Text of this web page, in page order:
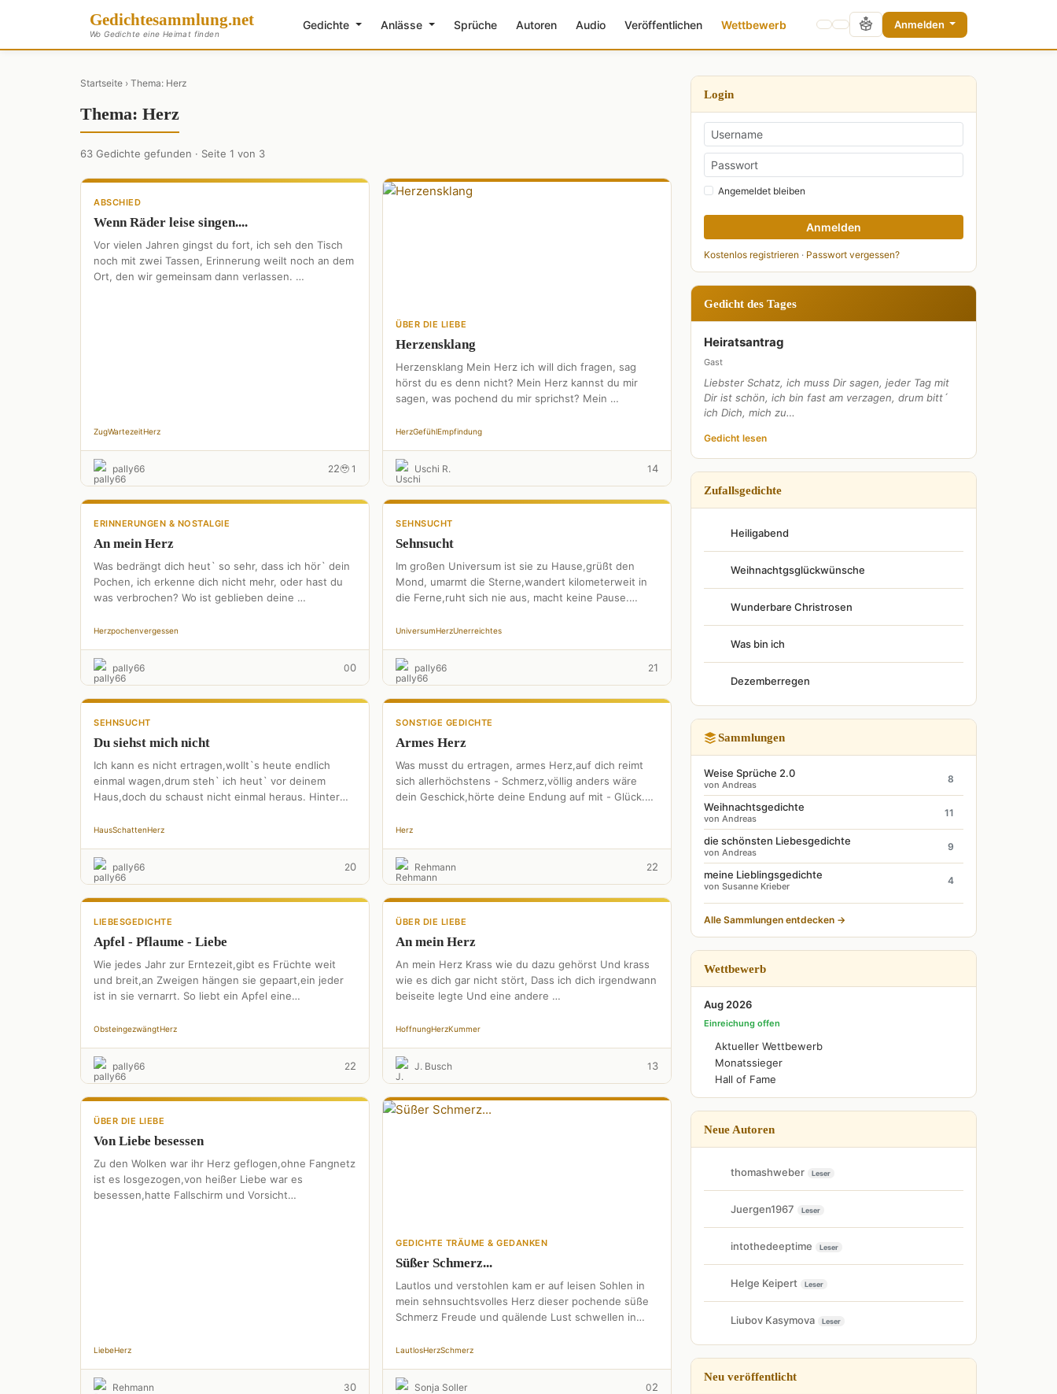
Gedichtesammlung.net
Wo Gedichte eine Heimat finden
Gedichte Anlässe Sprüche Autoren Audio Veröffentlichen Wettbewerb Anmelden
Startseite › Thema: Herz
Thema: Herz
63 Gedichte gefunden · Seite 1 von 3
ABSCHIED
Wenn Räder leise singen....
Vor vielen Jahren gingst du fort, ich seh den Tisch
noch mit zwei Tassen, Erinnerung weilt noch an dem
Ort, den wir gemeinsam dann verlassen. …
ZugWartezeitHerz
pally66 22🥹 1
ÜBER DIE LIEBE
Herzensklang
Herzensklang Mein Herz ich will dich fragen, sag
hörst du es denn nicht? Mein Herz kannst du mir
sagen, was pochend du mir sprichst? Mein …
HerzGefühlEmpfindung
Uschi R. 14
ERINNERUNGEN & NOSTALGIE
An mein Herz
Was bedrängt dich heut` so sehr, dass ich hör` dein
Pochen, ich erkenne dich nicht mehr, oder hast du
was verbrochen? Wo ist geblieben deine …
Herzpochenvergessen
pally66 00
SEHNSUCHT
Sehnsucht
Im großen Universum ist sie zu Hause,grüßt den
Mond, umarmt die Sterne,wandert kilometerweit in
die Ferne,ruht sich nie aus, macht keine Pause.
UniversumHerzUnerreichtes
pally66 21
SEHNSUCHT
Du siehst mich nicht
Ich kann es nicht ertragen,wollt`s heute endlich
einmal wagen,drum steh` ich heut` vor deinem
Haus,doch du schaust nicht einmal heraus. Hinter
HausSchattenHerz
pally66 20
SONSTIGE GEDICHTE
Armes Herz
Was musst du ertragen, armes Herz,auf dich reimt
sich allerhöchstens - Schmerz,völlig anders wäre
dein Geschick,hörte deine Endung auf mit - Glück.
Herz
Rehmann 22
LIEBESGEDICHTE
Apfel - Pflaume - Liebe
Wie jedes Jahr zur Erntezeit,gibt es Früchte weit
und breit,an Zweigen hängen sie gepaart,ein jeder
ist in sie vernarrt. So liebt ein Apfel eine
ObsteingezwängtHerz
pally66 22
ÜBER DIE LIEBE
An mein Herz
An mein Herz Krass wie du dazu gehörst Und krass
wie es dich gar nicht stört, Dass ich dich irgendwann
beiseite legte Und eine andere …
HoffnungHerzKummer
J. Busch 1 3
ÜBER DIE LIEBE
Von Liebe besessen
Zu den Wolken war ihr Herz geflogen,ohne Fangnetz
ist es losgezogen,von heißer Liebe war es
besessen,hatte Fallschirm und Vorsicht
LiebeHerz
Rehmann 30
GEDICHTE TRÄUME & GEDANKEN
Süßer Schmerz...
Lautlos und verstohlen kam er auf leisen Sohlen in
mein sehnsuchtsvolles Herz dieser pochende süße
Schmerz Freude und quälende Lust schwellen in
LautlosHerzSchmerz
Sonja Soller 02
Login
Angemeldet bleiben
Anmelden
Kostenlos registrieren · Passwort vergessen?
Gedicht des Tages
Heiratsantrag
Gast
Liebster Schatz, ich muss Dir sagen, jeder Tag mit
Dir ist schön, ich bin fast am verzagen, drum bitt´
ich Dich, mich zu…
Gedicht lesen
Zufallsgedichte
Heiligabend
Weihnachtgsglückwünsche
Wunderbare Christrosen
Was bin ich
Dezemberregen
Sammlungen
Weise Sprüche 2.0
von Andreas
8
Weihnachtsgedichte
von Andreas
11
die schönsten Liebesgedichte
von Andreas
9
meine Lieblingsgedichte
von Susanne Krieber
4
Alle Sammlungen entdecken →
Wettbewerb
Aug 2026
Einreichung offen
Aktueller Wettbewerb
Monatssieger
Hall of Fame
Neue Autoren
thomashweber Leser
Juergen1967 Leser
intothedeeptime Leser
Helge Keipert Leser
Liubov Kasymova Leser
Neu veröffentlicht